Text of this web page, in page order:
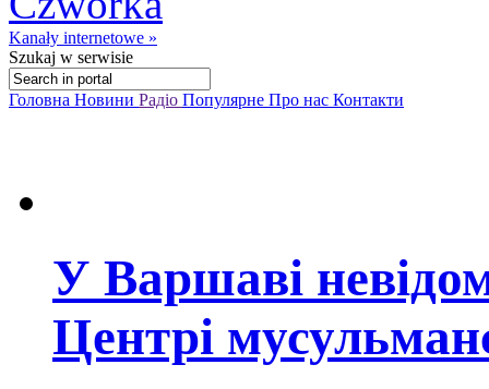
Kanały internetowe »
Szukaj w serwisie
Головна Новини Радіо Популярне Про нас Контакти
У Варшаві
Центрі